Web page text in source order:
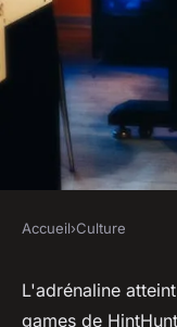
Vivez
Accueil›Culture
L'adrénaline
games de